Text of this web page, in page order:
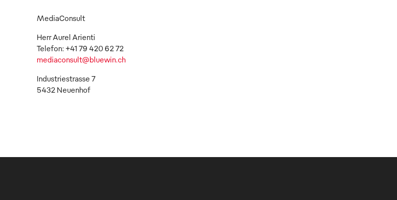
MediaConsult
Herr Aurel Arienti
mediaconsult@bluewin.ch
Industriestrasse 7
5432 Neuenhof